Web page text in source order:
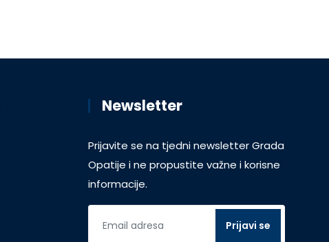
Newsletter
Prijavite se na tjedni newsletter Grada
Opatije i ne propustite važne i korisne
informacije.